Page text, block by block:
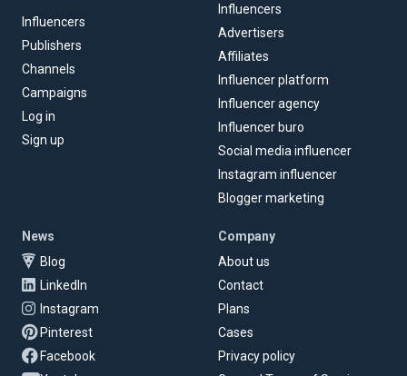
Influencers
Publishers
Channels
Campaigns
Log in
Sign up
Influencers
Advertisers
Affiliates
Influencer platform
Influencer agency
Influencer buro
Social media influencer
Instagram influencer
Blogger marketing
News
Blog
LinkedIn
Instagram
Pinterest
Facebook
Company
About us
Contact
Plans
Cases
Privacy policy